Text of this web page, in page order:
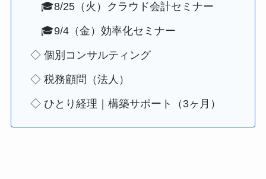
🎓8/25（火）クラウド会計セミナー
🎓9/4（金）効率化セミナー
◇ 個別コンサルティング
◇ 税務顧問（法人）
◇ ひとり経理｜構築サポート（3ヶ月）